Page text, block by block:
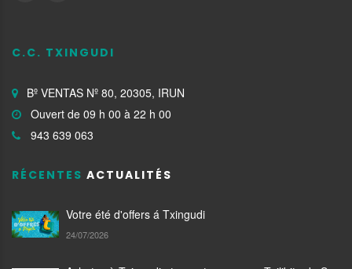
C.C. TXINGUDI
Bº VENTAS Nº 80, 20305, IRUN
Ouvert de 09 h 00 à 22 h 00
943 639 063
RÉCENTES ACTUALITÉS
Votre été d'offers á Txingudi
24/07/2026